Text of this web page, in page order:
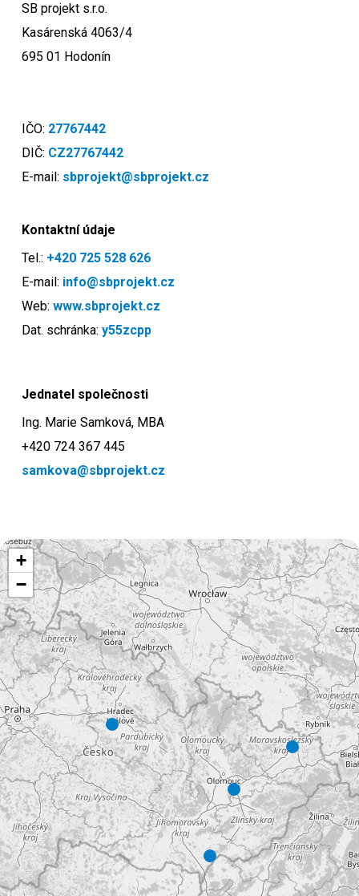
SB projekt s.r.o.
Kasárenská 4063/4
695 01 Hodonín
IČO: 27767442
DIČ: CZ27767442
E-mail: sbprojekt@sbprojekt.cz
Kontaktní údaje
Tel.: +420 725 528 626
E-mail: info@sbprojekt.cz
Web:www.sbprojekt.cz
Dat. schránka:y55zcpp
Jednatel společnosti
Ing. Marie Samková, MBA
+420 724 367 445
samkova@sbprojekt.cz
+
−